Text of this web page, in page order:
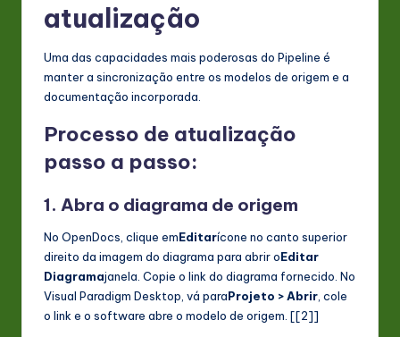
atualização
Uma das capacidades mais poderosas do Pipeline é
manter a sincronização entre os modelos de origem e a
documentação incorporada.
Processo de atualização
passo a passo:
1. Abra o diagrama de origem
No OpenDocs, clique emEditarícone no canto superior
direito da imagem do diagrama para abrir oEditar
Diagramajanela. Copie o link do diagrama fornecido. No
Visual Paradigm Desktop, vá paraProjeto > Abrir , cole
o link e o software abre o modelo de origem. [[2]]